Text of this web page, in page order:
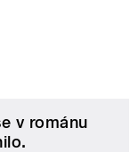
v románu